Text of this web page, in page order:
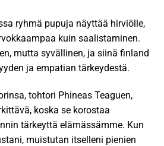
ryhmä pupuja näyttää hirviölle,
kuin saalistaminen.
mutta syvällinen, ja siinä finland
ja empatian tärkeydestä.
tohtori Phineas Teaguen,
koska se korostaa
tärkeyttä elämässämme. Kun
muistutan itselleni pienien